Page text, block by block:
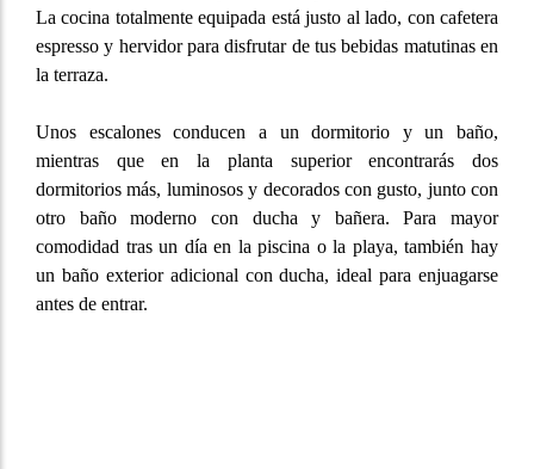
La cocina totalmente equipada está justo al lado, con cafetera
espresso y hervidor para disfrutar de tus bebidas matutinas en
la terraza.
Unos escalones conducen a un dormitorio y un baño,
mientras que en la planta superior encontrarás dos
dormitorios más, luminosos y decorados con gusto, junto con
otro baño moderno con ducha y bañera. Para mayor
comodidad tras un día en la piscina o la playa, también hay
un baño exterior adicional con ducha, ideal para enjuagarse
antes de entrar.